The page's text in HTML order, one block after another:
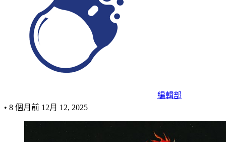
編輯部
• 8 個月前 12月 12, 2025